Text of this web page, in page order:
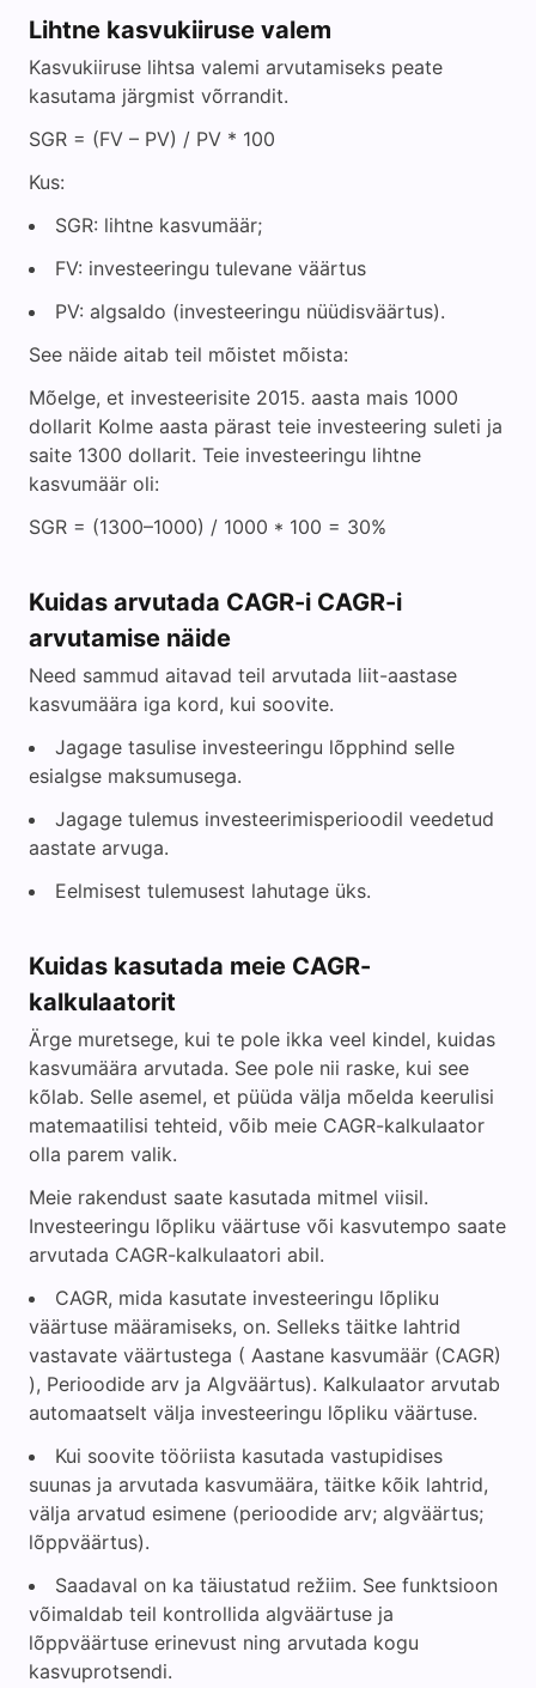
Lihtne kasvukiiruse valem
Kasvukiiruse lihtsa valemi arvutamiseks peate
kasutama järgmist võrrandit.
SGR = (FV – PV) / PV * 100
Kus:
SGR: lihtne kasvumäär;
FV: investeeringu tulevane väärtus
PV: algsaldo (investeeringu nüüdisväärtus).
See näide aitab teil mõistet mõista:
Mõelge, et investeerisite 2015. aasta mais 1000
dollarit Kolme aasta pärast teie investeering suleti ja
saite 1300 dollarit. Teie investeeringu lihtne
kasvumäär oli:
SGR = (1300–1000) / 1000 * 100 = 30%
Kuidas arvutada CAGR-i CAGR-i
arvutamise näide
Need sammud aitavad teil arvutada liit-aastase
kasvumäära iga kord, kui soovite.
Jagage tasulise investeeringu lõpphind selle
esialgse maksumusega.
Jagage tulemus investeerimisperioodil veedetud
aastate arvuga.
Eelmisest tulemusest lahutage üks.
Kuidas kasutada meie CAGR-
kalkulaatorit
Ärge muretsege, kui te pole ikka veel kindel, kuidas
kasvumäära arvutada. See pole nii raske, kui see
kõlab. Selle asemel, et püüda välja mõelda keerulisi
matemaatilisi tehteid, võib meie CAGR-kalkulaator
olla parem valik.
Meie rakendust saate kasutada mitmel viisil.
Investeeringu lõpliku väärtuse või kasvutempo saate
arvutada CAGR-kalkulaatori abil.
CAGR, mida kasutate investeeringu lõpliku
väärtuse määramiseks, on. Selleks täitke lahtrid
vastavate väärtustega ( Aastane kasvumäär (CAGR)
), Perioodide arv ja Algväärtus). Kalkulaator arvutab
automaatselt välja investeeringu lõpliku väärtuse.
Kui soovite tööriista kasutada vastupidises
suunas ja arvutada kasvumäära, täitke kõik lahtrid,
välja arvatud esimene (perioodide arv; algväärtus;
lõppväärtus).
Saadaval on ka täiustatud režiim. See funktsioon
võimaldab teil kontrollida algväärtuse ja
lõppväärtuse erinevust ning arvutada kogu
kasvuprotsendi.